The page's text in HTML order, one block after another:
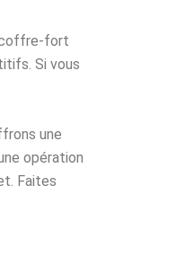
coffre-fort
Si vous
une
opération
Faites